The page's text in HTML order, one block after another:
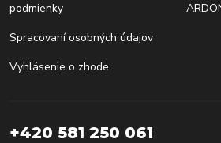
podmienky
Spracovaní osobných údajov
Vyhlásenie o zhode
+420 581 250 061